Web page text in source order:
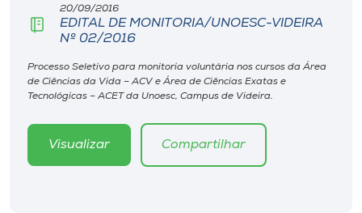
Editora
Rádio
Museu
Unoesc
20/09/2016
EDITAL DE MONITORIA/UNOESC-VIDEIRA
Nº 02/2016
Processo Seletivo para monitoria voluntária nos cursos da Área
de Ciências da Vida – ACV e Área de Ciências Exatas e
Tecnológicas – ACET da Unoesc, Campus de Videira.
Visualizar Compartilhar